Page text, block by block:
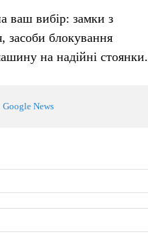
ваш вибір: замки з
засоби блокування
на надійні стоянки.
Google News